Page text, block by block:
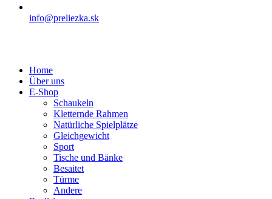
info@preliezka.sk
Home
Über uns
E-Shop
Schaukeln
Kletternde Rahmen
Natürliche Spielplätze
Gleichgewicht
Sport
Tische und Bänke
Besaitet
Türme
Andere